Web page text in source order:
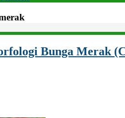
Bunga Merak